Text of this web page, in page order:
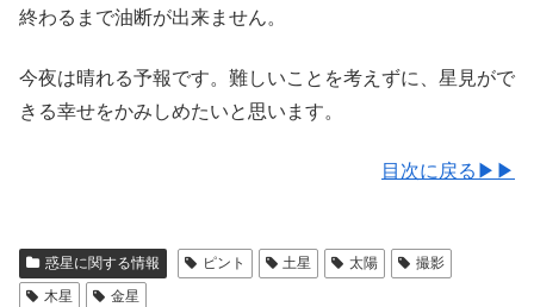
終わるまで油断が出来ません。
今夜は晴れる予報です。難しいことを考えずに、星見がで
きる幸せをかみしめたいと思います。
目次に戻る▶▶
惑星に関する情報 ピント 土星 太陽
撮影
木星
金星